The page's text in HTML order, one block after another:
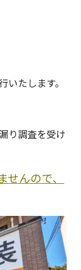
たします。
り調査を受け
んので、